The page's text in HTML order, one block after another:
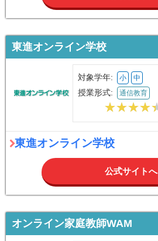
東進オンライン学校
対象学年: 小 中
授業形式: 通信教育
東進オンライン学校
公式サイトへ
オンライン家庭教師WAM